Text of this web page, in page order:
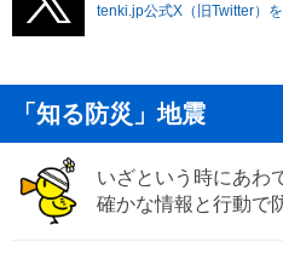
tenki.jp公式X（旧Twitter）を
「知る防災」地震
いざという時にあわ
確かな情報と行動で